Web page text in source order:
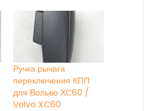
Ручка рычага
переключения КПП
для Вольво ХС60 /
Volvo XC60